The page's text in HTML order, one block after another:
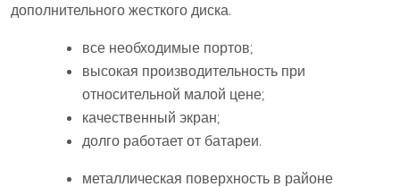
дополнительного жесткого диска.
все необходимые портов;
высокая производительность при
относительной малой цене;
качественный экран;
долго работает от батареи.
металлическая поверхность в районе